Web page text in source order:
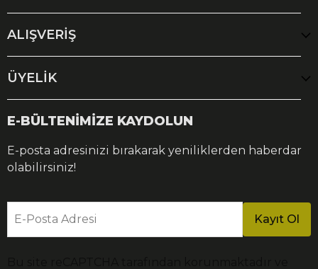
ALIŞVERİŞ
ÜYELİK
E-BÜLTENİMİZE KAYDOLUN
E-posta adresinizi bırakarak yeniliklerden haberdar
olabilirsiniz!
E-Posta Adresi Kayıt Ol